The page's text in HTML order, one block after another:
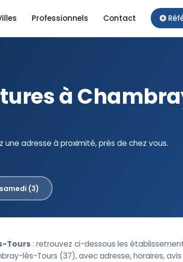
Professionnels Contact
à
adresse à proximité, près de chez vous.
(3)
Tours : retrouvez ci-dessous les
lès-Tours (37), avec adresse, horaires,